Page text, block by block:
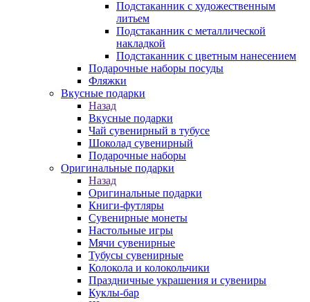
Подстаканник с художественным
литьем
Подстаканник с металлической
накладкой
Подстаканник с цветным нанесением
Подарочные наборы посуды
Фляжки
Вкусные подарки
Назад
Вкусные подарки
Чай сувенирный в тубусе
Шоколад сувенирный
Подарочные наборы
Оригинальные подарки
Назад
Оригинальные подарки
Книги-футляры
Сувенирные монеты
Настольные игры
Мячи сувенирные
Тубусы сувенирные
Колокола и колокольчики
Праздничные украшения и сувениры
Куклы-бар